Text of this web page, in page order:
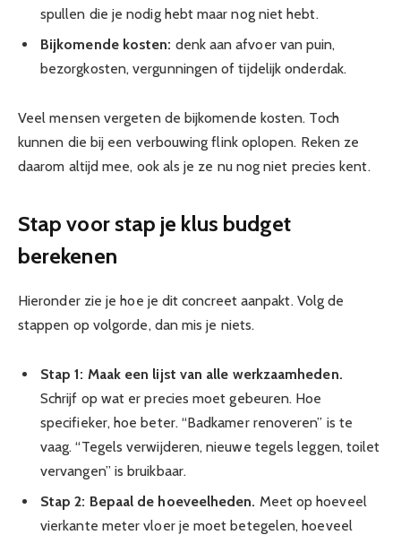
spullen die je nodig hebt maar nog niet hebt.
Bijkomende kosten: denk aan afvoer van puin,
bezorgkosten, vergunningen of tijdelijk onderdak.
Veel mensen vergeten de bijkomende kosten. Toch
kunnen die bij een verbouwing flink oplopen. Reken ze
daarom altijd mee, ook als je ze nu nog niet precies kent.
Stap voor stap je klus budget
berekenen
Hieronder zie je hoe je dit concreet aanpakt. Volg de
stappen op volgorde, dan mis je niets.
Stap 1: Maak een lijst van alle werkzaamheden.
Schrijf op wat er precies moet gebeuren. Hoe
specifieker, hoe beter. “Badkamer renoveren” is te
vaag. “Tegels verwijderen, nieuwe tegels leggen, toilet
vervangen” is bruikbaar.
Stap 2: Bepaal de hoeveelheden. Meet op hoeveel
vierkante meter vloer je moet betegelen, hoeveel